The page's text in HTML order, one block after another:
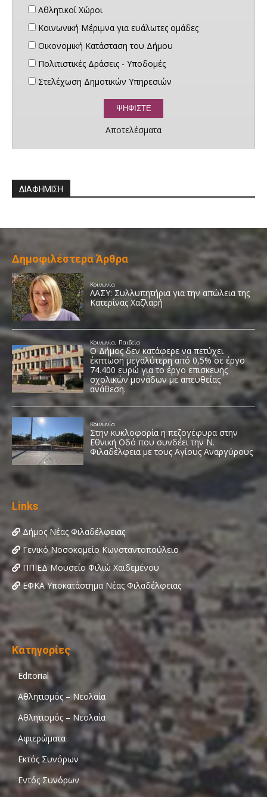
Αθλητικοί Χώροι
Κοινωνική Μέριμνα για ευάλωτες ομάδες
Οικονομική Κατάσταση του Δήμου
Πολιτιστικές Δράσεις - Υποδομές
Στελέχωση Δημοτικών Υπηρεσιών
Αποτελέσματα
ΔΙΑΦΗΜΙΣΗ
Δημοφιλέστερα Άρθρα
Links
Δήμος Νέας Φιλαδέλφειας
Γενικό Νοσοκομείο Κωνσταντοπούλειο
ΠΠΙΕΔ Μουσείο Φιλιώ Χαϊδεμένου
ΕΦΚΑ Υποκατάστημα Νέας Φιλαδέλφειας
Κατηγορίες
Editorial
Αθλητισμός – Νεολαία
Αθλητισμός – Νεολαία
Αφιερώματα
Εκτός Συνόρων
Εντός Συνόρων